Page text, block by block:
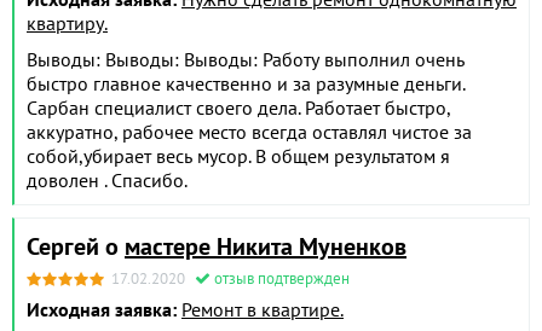
квартиру.
Выводы: Выводы: Выводы: Работу выполнил очень
быстро главное качественно и за разумные деньги.
Сарбан специалист своего дела. Работает быстро,
аккуратно, рабочее место всегда оставлял чистое за
собой,убирает весь мусор. В общем результатом я
доволен . Спасибо.
Сергей о мастере Никита Муненков
17.02.2020 отзыв подтвержден
Исходная заявка: Ремонт в квартире.